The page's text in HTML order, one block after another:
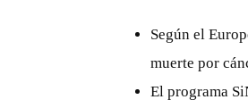
Según el
muerte por
El programa